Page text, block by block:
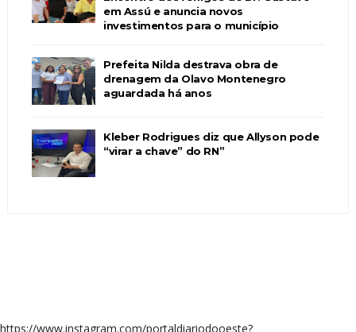
em Assú e anuncia novos
investimentos para o município
Prefeita Nilda destrava obra de
drenagem da Olavo Montenegro
aguardada há anos
Kleber Rodrigues diz que Allyson pode
“virar a chave” do RN”
https://www.instagram.com/portaldiariodooeste?